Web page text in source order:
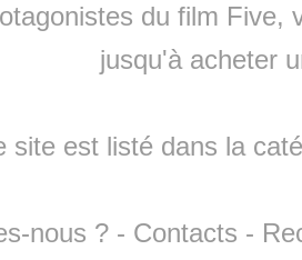
du film Five,
jusqu'à acheter
site est listé dans la
nous ? - Contacts -